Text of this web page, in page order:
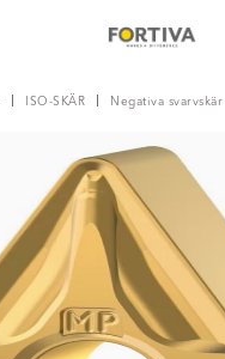
ISO-SKÄR Negativa svarvskär